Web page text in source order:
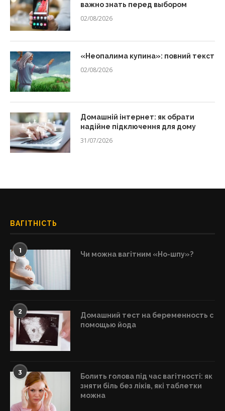
важно знать перед выбором
02/08/2026
«Неопалима купина»: повний текст
02/08/2026
Домашній інтернет: як обрати
надійне підключення для дому
31/07/2026
ВАГІТНІСТЬ
1 Чи можна вагітним «Но-шпу»?
2
Домашний тест на беременность с
помощью йода
3
Болить голова під час вагітності: як
зняти біль без ліків, які таблетки
можна